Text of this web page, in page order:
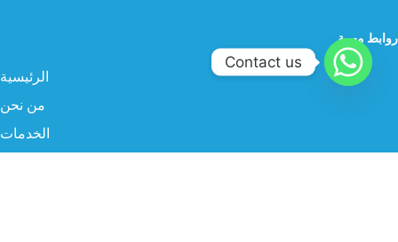
روابط مهمة
الرئيسية
من نحن
الخدمات
Contact us